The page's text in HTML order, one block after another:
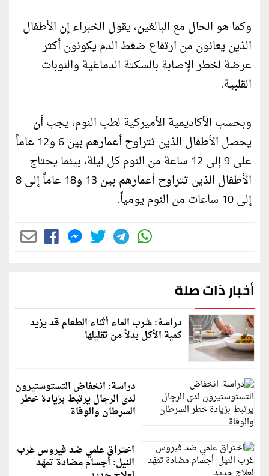
وكما هو الحال مع البالغين، يقول الخبراء إن الأطفال
الذين يعانون من ارتفاع ضغط الدم يكونون أكثر
عرضة لخطر الإصابة بالسكتة الدماغية والنوبات
القلبية.
وبحسب الأكاديمية الأميركية لطب النوم، يجب أن
يحصل الأطفال الذين تتراوح أعمارهم بين 6 و12 عاماً
على 9 إلى 12 ساعة من النوم كل ليلة، بينما يحتاج
الأطفال الذين تتراوح أعمارهم بين 13 و18 عاماً إلى 8
إلى 10 ساعات من النوم يومياً.
أخبار ذات صلة
دراسة: شرب الماء أثناء الطعام قد يزيد
كمية الأكل بدلاً من تقليلها
دراسة: انخفاض التستوستيرون
لدى الرجال يرتبط بزيادة خطر
السرطان والوفاة
اختراق علمي ضد فيروس غرب
النيل: أجسام مضادة تمهّد